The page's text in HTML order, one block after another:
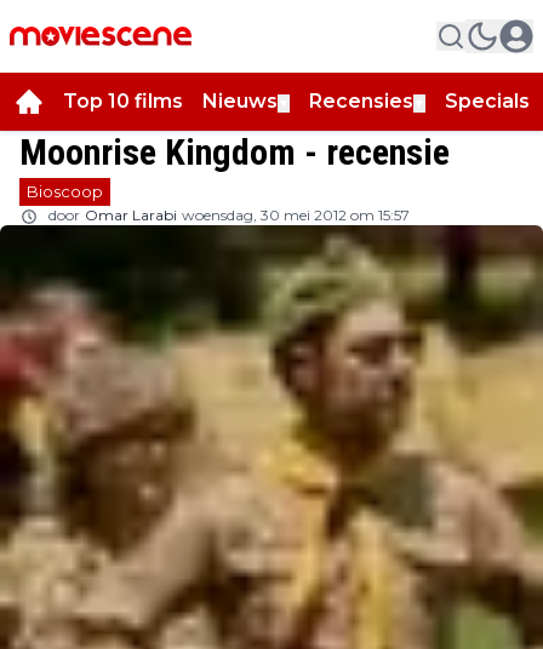
Top 10 films Nieuws Recensies Specials
Moonrise Kingdom - recensie
Bioscoop
door Omar Larabi woensdag, 30 mei 2012 om 15:57